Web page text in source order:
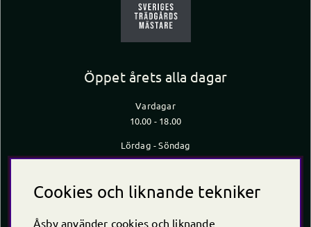
Öppet årets alla dagar
Vardagar
10.00 - 18.00
Lördag - Söndag
10.00 - 16.00
*Caféet stänger 30 min innan butiken stänger
Cookies och liknande tekniker
Åsby använder cookies och liknande